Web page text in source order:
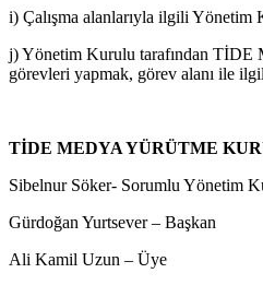
i) Çalışma alanlarıyla ilgili Yönetim
j) Yönetim Kurulu tarafından TİDE
görevleri yapmak, görev alanı ile
TİDE MEDYA YÜRÜTME
Sibelnur Söker- Sorumlu Yönetim
Gürdoğan Yurtsever – Başkan
Ali Kamil Uzun – Üye